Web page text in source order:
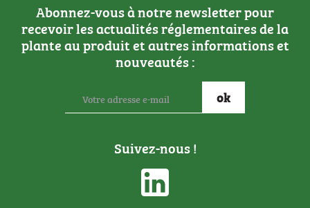
Abonnez-vous à notre newsletter pour
recevoir les actualités réglementaires de la
plante au produit et autres informations et
nouveautés :
Suivez-nous !